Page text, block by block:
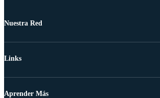
Nuestra Red
Links
Aprender Más